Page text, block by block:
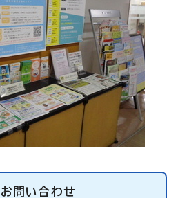
お問い合わせ